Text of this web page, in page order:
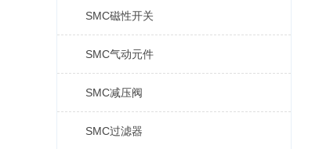
SMC磁性开关
SMC气动元件
SMC减压阀
SMC过滤器